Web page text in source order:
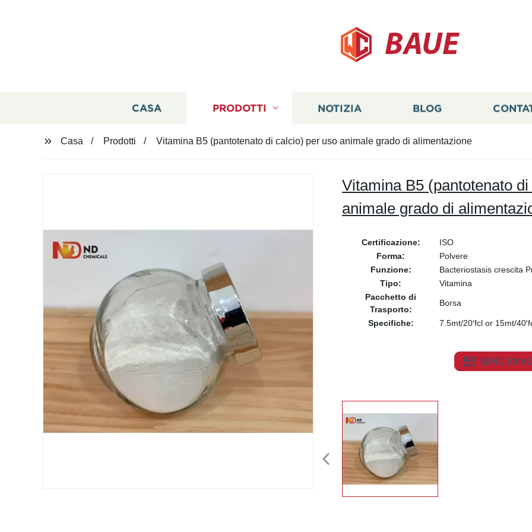
BAUE
CASA PRODOTTI NOTIZIA BLOG
Casa Prodotti Vitamina B5 (pantotenato di calcio) per uso animale grado di alimentazione
Vitamina B5 (pantotenato
animale grado di
Certificazione:
ISO
Forma:
Polvere
Funzione:
Bacteriostasis crescita
Tipo:
Vitamina
Pacchetto di
Trasporto:
Borsa
Specifiche: 7.5mt/20′fcl or 15mt/
SEND